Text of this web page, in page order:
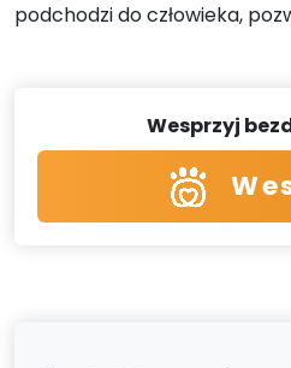
podchodzi do człowieka,
Wesprzyj